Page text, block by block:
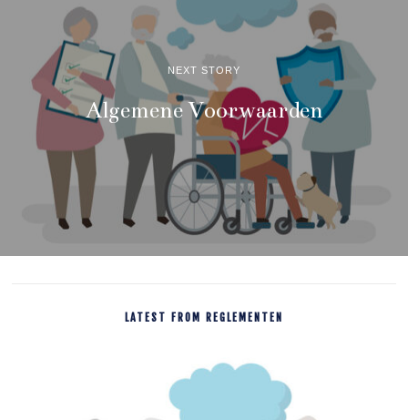
NEXT STORY
Algemene Voorwaarden
LATEST FROM REGLEMENTEN